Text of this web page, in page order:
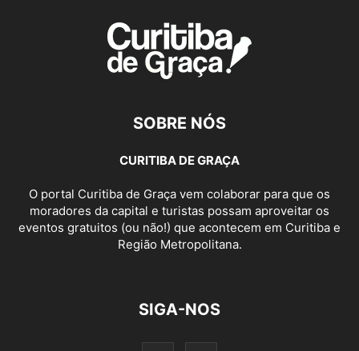
SOBRE NÓS
CURITIBA DE GRAÇA
O portal Curitiba de Graça vem colaborar para que os
moradores da capital e turistas possam aproveitar os
eventos gratuitos (ou não!) que acontecem em Curitiba e
Região Metropolitana.
SIGA-NOS